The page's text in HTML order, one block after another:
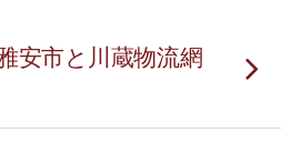
安市と川蔵物流網